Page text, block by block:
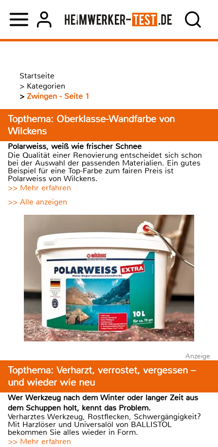
Startseite
> Kategorien
> Zwingen - Seite 1
Topthema: Oberklasse-Wandfarbe von
Wilckens
Polarweiss, weiß wie frischer Schnee
Die Qualität einer Renovierung entscheidet sich schon
bei der Auswahl der passenden Materialien. Ein gutes
Beispiel für eine Top-Farbe zum fairen Preis ist
Polarweiss von Wilckens.
>> Mehr erfahren
>> Alle anzeigen
Anzeige
Topthema: Verharzt, verrostet, vergessen –
und wieder wie neu
Wer Werkzeug nach dem Winter oder langer Zeit aus
dem Schuppen holt, kennt das Problem.
Verharztes Werkzeug, Rostflecken, Schwergängigkeit?
Mit Harzlöser und Universalöl von BALLISTOL
bekommen Sie alles wieder in Form.
>> Mehr erfahren